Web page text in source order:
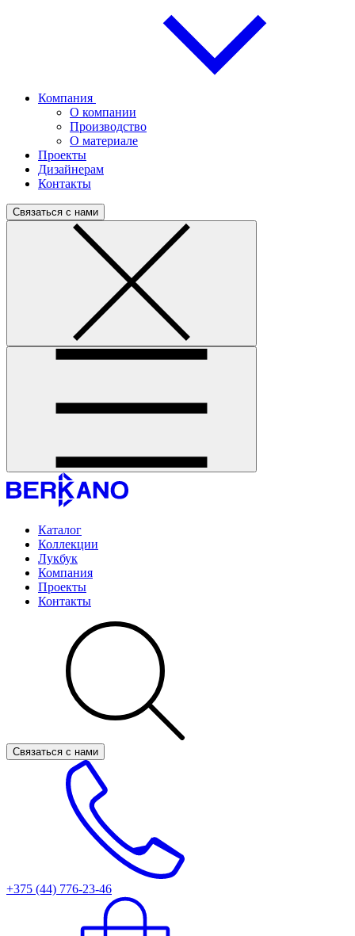
Компания
О компании
Производство
О материале
Проекты
Дизайнерам
Контакты
Связаться с нами
Каталог
Коллекции
Лукбук
Компания
Проекты
Контакты
Связаться с нами
+375 (44) 776-23-46